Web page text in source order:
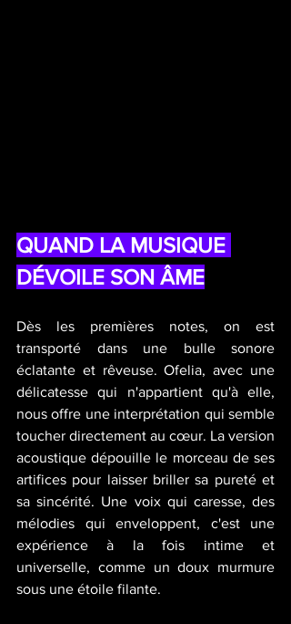
QUAND LA MUSIQUE
DÉVOILE SON ÂME
Dès les premières notes, on est
transporté dans une bulle sonore
éclatante et rêveuse. Ofelia, avec une
délicatesse qui n'appartient qu'à elle,
nous offre une interprétation qui semble
toucher directement au cœur. La version
acoustique dépouille le morceau de ses
artifices pour laisser briller sa pureté et
sa sincérité. Une voix qui caresse, des
mélodies qui enveloppent, c'est une
expérience à la fois intime et
universelle, comme un doux murmure
sous une étoile filante.